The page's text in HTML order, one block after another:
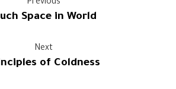
Previous
Space in World
Next
of Coldness